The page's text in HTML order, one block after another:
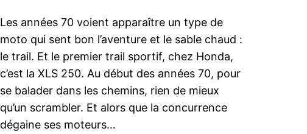
Les années 70 voient apparaître un type de
moto qui sent bon l’aventure et le sable chaud :
le trail. Et le premier trail sportif, chez Honda,
c’est la XLS 250. Au début des années 70, pour
se balader dans les chemins, rien de mieux
qu’un scrambler. Et alors que la concurrence
dégaine ses moteurs…